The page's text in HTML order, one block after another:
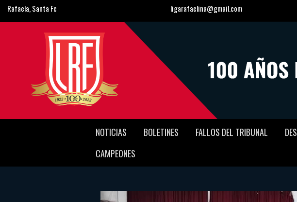
Rafaela, Santa Fe ligarafaelina@gmail.com
NOTICIAS BOLETINES FALLOS DEL TRIBUNAL
CAMPEONES